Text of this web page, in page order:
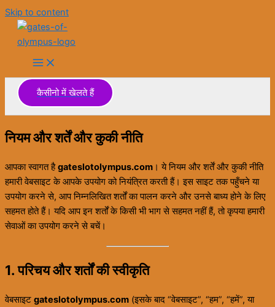
Skip to content
कैसीनो में खेलते हैं
नियम और शर्तें और कुकी नीति
आपका स्वागत हैgateslotolympus.com । ये नियम और शर्तें और कुकी नीति
हमारी वेबसाइट के आपके उपयोग को नियंत्रित करती हैं। इस साइट तक पहुँचने या
उपयोग करने से, आप निम्नलिखित शर्तों का पालन करने और उनसे बाध्य होने के लिए
सहमत होते हैं। यदि आप इन शर्तों के किसी भी भाग से सहमत नहीं हैं, तो कृपया हमारी
सेवाओं का उपयोग करने से बचें।
1. परिचय और शर्तों की स्वीकृति
वेबसाइट gateslotolympus.com (इसके बाद “वेबसाइट”, “हम”, “हमें”, या